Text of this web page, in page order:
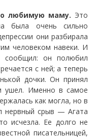
любимую маму. Это
была очень сильно
они разбирала
человеком навеки. И
он полюбил
с ней; а теперь
дочки. Он принял
ушел. Именно в самое
как могла, но в
нервный срыв — Агата
исчезла. Ее долго не
писательницей,